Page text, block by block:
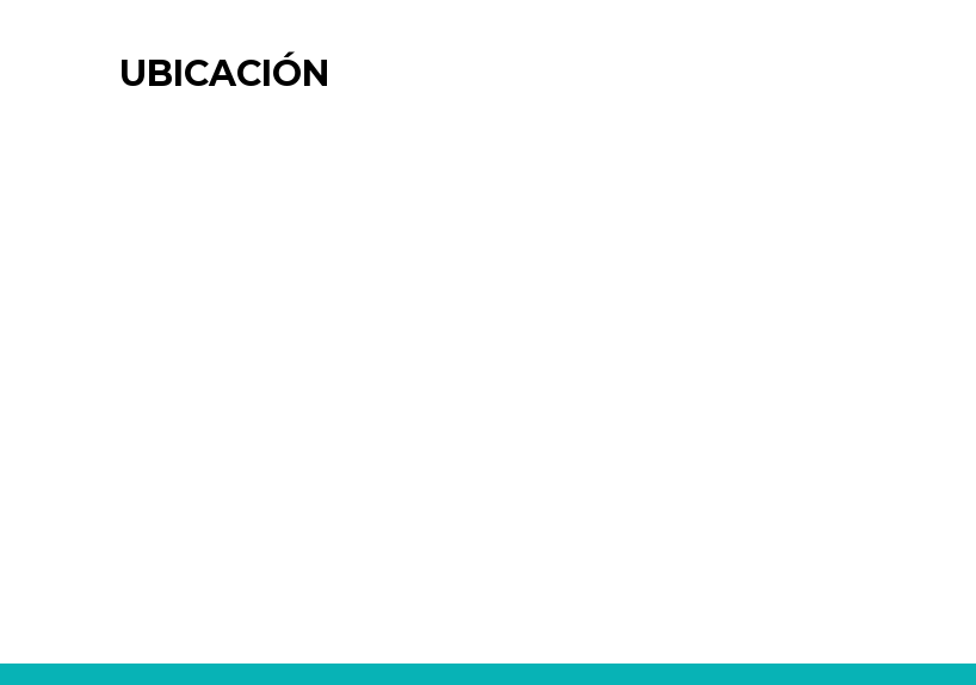
UBICACIÓN